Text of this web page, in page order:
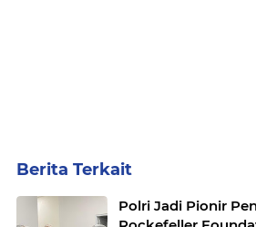
Berita Terkait
Polri Jadi Pionir